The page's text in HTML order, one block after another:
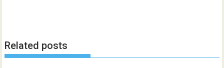
Related posts